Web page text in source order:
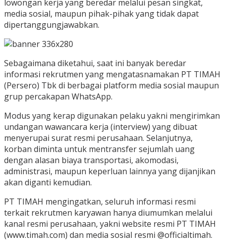
lowongan kerja yang beredar melalui pesan singkat,
media sosial, maupun pihak-pihak yang tidak dapat
dipertanggungjawabkan.
Sebagaimana diketahui, saat ini banyak beredar
informasi rekrutmen yang mengatasnamakan PT TIMAH
(Persero) Tbk di berbagai platform media sosial maupun
grup percakapan WhatsApp.
Modus yang kerap digunakan pelaku yakni mengirimkan
undangan wawancara kerja (interview) yang dibuat
menyerupai surat resmi perusahaan. Selanjutnya,
korban diminta untuk mentransfer sejumlah uang
dengan alasan biaya transportasi, akomodasi,
administrasi, maupun keperluan lainnya yang dijanjikan
akan diganti kemudian.
PT TIMAH mengingatkan, seluruh informasi resmi
terkait rekrutmen karyawan hanya diumumkan melalui
kanal resmi perusahaan, yakni website resmi PT TIMAH
(www.timah.com) dan media sosial resmi @officialtimah.